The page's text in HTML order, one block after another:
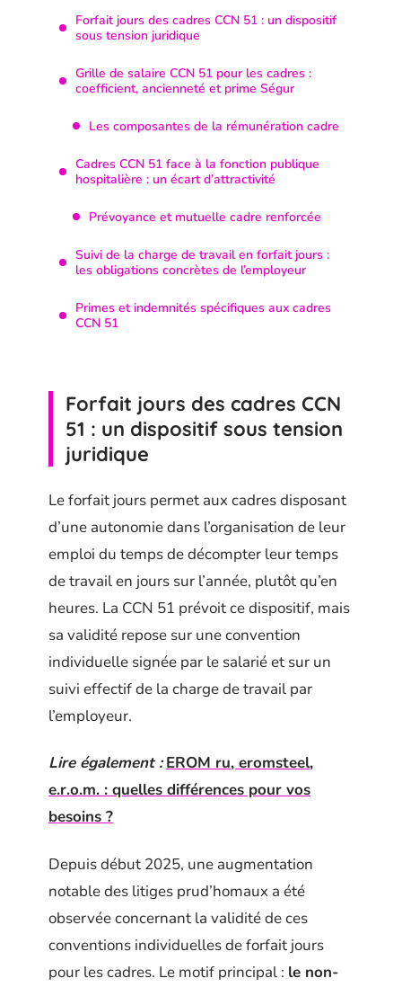
Forfait jours des cadres CCN 51 : un dispositif
sous tension juridique
Grille de salaire CCN 51 pour les cadres :
coefficient, ancienneté et prime Ségur
Les composantes de la rémunération cadre
Cadres CCN 51 face à la fonction publique
hospitalière : un écart d’attractivité
Prévoyance et mutuelle cadre renforcée
Suivi de la charge de travail en forfait jours :
les obligations concrètes de l’employeur
Primes et indemnités spécifiques aux cadres
CCN 51
Forfait jours des cadres CCN
51 : un dispositif sous tension
juridique
Le forfait jours permet aux cadres disposant
d’une autonomie dans l’organisation de leur
emploi du temps de décompter leur temps
de travail en jours sur l’année, plutôt qu’en
heures. La CCN 51 prévoit ce dispositif, mais
sa validité repose sur une convention
individuelle signée par le salarié et sur un
suivi effectif de la charge de travail par
l’employeur.
Lire également : EROM ru, eromsteel,
e.r.o.m. : quelles différences pour vos
besoins ?
Depuis début 2025, une augmentation
notable des litiges prud’homaux a été
observée concernant la validité de ces
conventions individuelles de forfait jours
pour les cadres. Le motif principal : le non-